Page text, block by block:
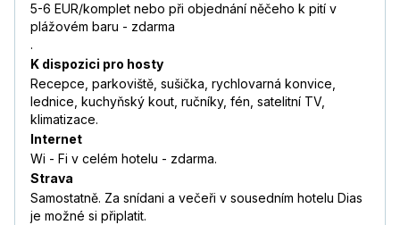
5-6 EUR/komplet nebo při objednání něčeho k pití v
plážovém baru - zdarma
.
K dispozici pro hosty
Recepce, parkoviště, sušička, rychlovarná konvice,
lednice, kuchyňský kout, ručníky, fén, satelitní TV,
klimatizace.
Internet
Wi - Fi v celém hotelu - zdarma.
Strava
Samostatně. Za snídani a večeři v sousedním hotelu Dias
je možné si připlatit.